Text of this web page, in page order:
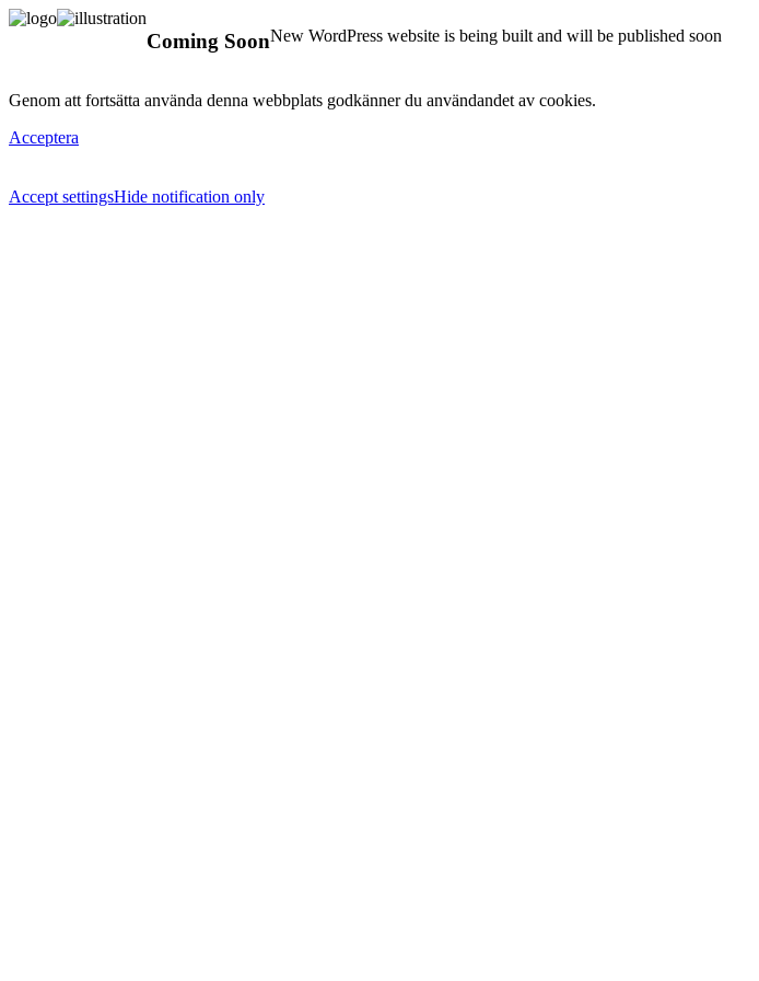
Coming SoonNew WordPress website is being built and will be published soon
Genom att fortsätta använda denna webbplats godkänner du användandet av cookies.
Acceptera
Accept settingsHide notification only